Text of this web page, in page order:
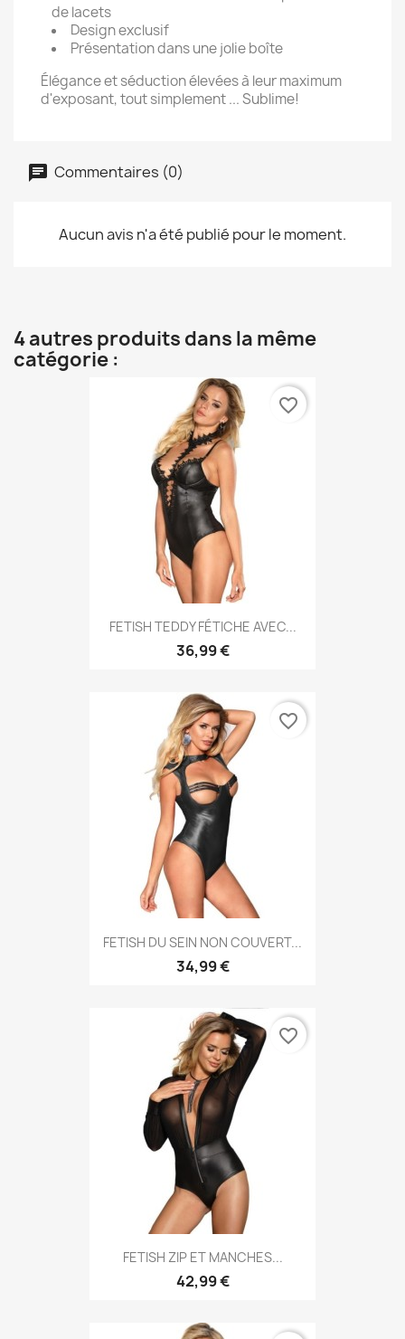
de lacets
Design exclusif
Présentation dans une jolie boîte
Élégance et séduction élevées à leur maximum
d'exposant, tout simplement ... Sublime!
Commentaires (0)
Aucun avis n'a été publié pour le moment.
4 autres produits dans la même
catégorie :
FETISH TEDDY FÉTICHE AVEC...
36,99 €
favorite_border
FETISH DU SEIN NON COUVERT...
34,99 €
favorite_border
FETISH ZIP ET MANCHES...
42,99 €
favorite_border